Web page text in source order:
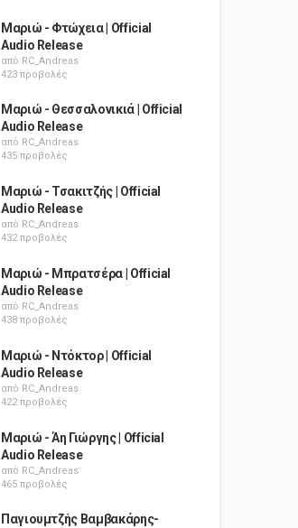
Μαριώ - Φτώχεια | Official
Audio Release
από RC_Andreas
423 προβολές
Μαριώ - Θεσσαλονικιά | Official
Audio Release
από RC_Andreas
435 προβολές
Μαριώ - Τσακιτζής | Official
Audio Release
από RC_Andreas
432 προβολές
Μαριώ ‎- Μπρατσέρα | Official
Audio Release
από RC_Andreas
438 προβολές
Μαριώ - Ντόκτορ | Official
Audio Release
από RC_Andreas
422 προβολές
Μαριώ - Άη Γιώργης | Official
Audio Release
από RC_Andreas
465 προβολές
Παγιουμτζής Βαμβακάρης-